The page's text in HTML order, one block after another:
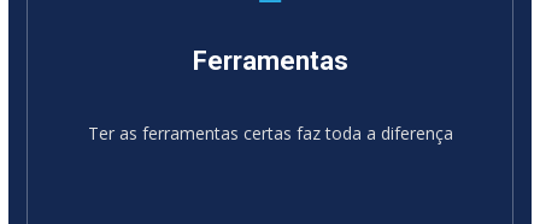
Ferramentas
Ter as ferramentas certas faz toda a diferença